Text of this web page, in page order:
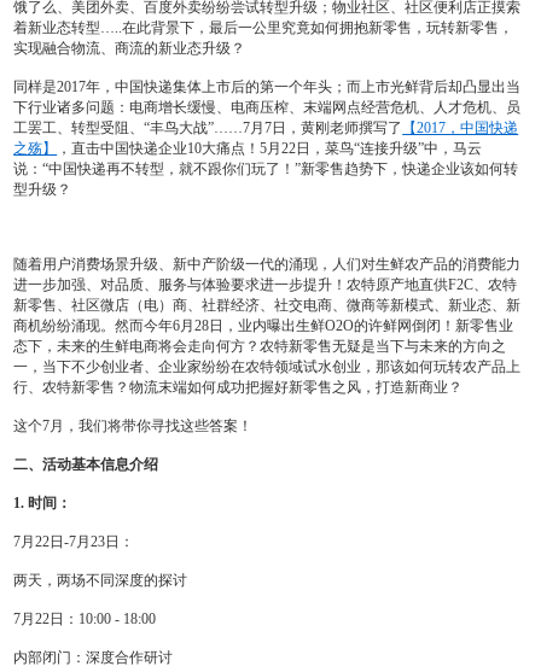
饿了么、美团外卖、百度外卖纷纷尝试转型升级；物业社区、社区便利店正摸索
着新业态转型…..在此背景下，最后一公里究竟如何拥抱新零售，玩转新零售，
实现融合物流、商流的新业态升级？
同样是2017年，中国快递集体上市后的第一个年头；而上市光鲜背后却凸显出当
下行业诸多问题：电商增长缓慢、电商压榨、末端网点经营危机、人才危机、员
工罢工、转型受阻、“丰鸟大战”……7月7日，黄刚老师撰写了
【2017，中国快递
之殇】
，直击中国快递企业10大痛点！5月22日，菜鸟“连接升级”中，马云
说：“中国快递再不转型，就不跟你们玩了！”新零售趋势下，快递企业该如何转
型升级？
随着用户消费场景升级、新中产阶级一代的涌现，人们对生鲜农产品的消费能力
进一步加强、对品质、服务与体验要求进一步提升！农特原产地直供F2C、农特
新零售、社区微店（电）商、社群经济、社交电商、微商等新模式、新业态、新
商机纷纷涌现。然而今年6月28日，业内曝出生鲜O2O的许鲜网倒闭！新零售业
态下，未来的生鲜电商将会走向何方？ 农特新零售无疑是当下与未来的方向之
一，当下不少创业者、企业家纷纷在农特领域试水创业，那该如何玩转农产品上
行、农特新零售？物流末端如何成功把握好新零售之风，打造新商业？
这个7月，我们将带你寻找这些答案！
二、活动基本信息介绍
1. 时间：
7月22日-7月23日：
两天，两场不同深度的探讨
7月22日：10:00 - 18:00
内部闭门：深度合作研讨